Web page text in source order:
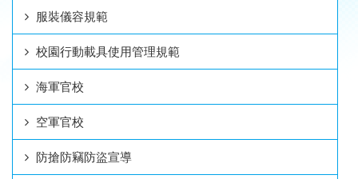
服裝儀容規範
校園行動載具使用管理規範
海軍官校
空軍官校
防搶防竊防盜宣導